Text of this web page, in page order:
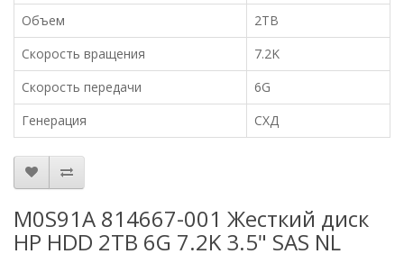
Объем
2TB
Скорость вращения
7.2K
Скорость передачи
6G
Генерация
СХД
M0S91A 814667-001 Жесткий диск
HP HDD 2TB 6G 7.2K 3.5" SAS NL